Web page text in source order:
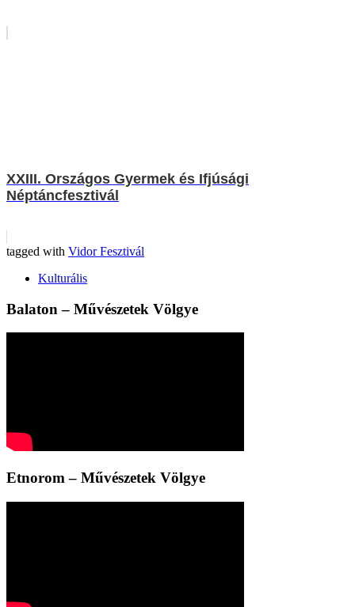
XXIII. Országos Gyermek és Ifjúsági
Néptáncfesztivál
tagged with Vidor Fesztivál
Kulturális
Balaton – Művészetek Völgye
Etnorom – Művészetek Völgye